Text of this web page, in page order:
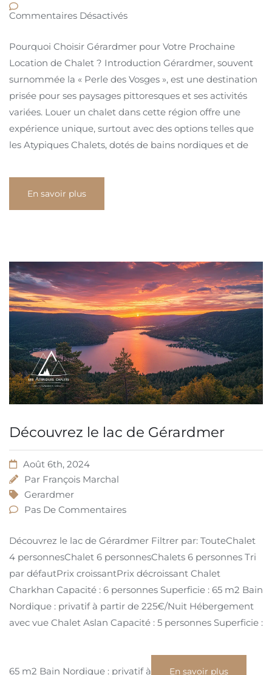
Commentaires Désactivés
Pourquoi Choisir Gérardmer pour Votre Prochaine
Location de Chalet ? Introduction Gérardmer, souvent
surnommée la « Perle des Vosges », est une destination
prisée pour ses paysages pittoresques et ses activités
variées. Louer un chalet dans cette région offre une
expérience unique, surtout avec des options telles que
les Atypiques Chalets, dotés de bains nordiques et de
En savoir plus
Découvrez le lac de Gérardmer
Août 6th, 2024
Par François Marchal
Gerardmer
Pas De Commentaires
Découvrez le lac de Gérardmer Filtrer par: TouteChalet
4 personnesChalet 6 personnesChalets 6 personnes Tri
par défautPrix ​​croissantPrix décroissant Chalet
Charkhan Capacité : 6 personnes Superficie : 65 m2 Bain
Nordique : privatif à partir de 225€/Nuit Hébergement
avec vue Chalet Aslan Capacité : 5 personnes Superficie :
65 m2 Bain Nordique : privatif à En savoir plus